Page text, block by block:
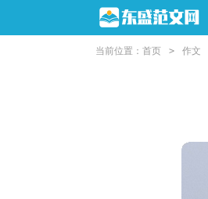
当前位置： 首页 > 作文